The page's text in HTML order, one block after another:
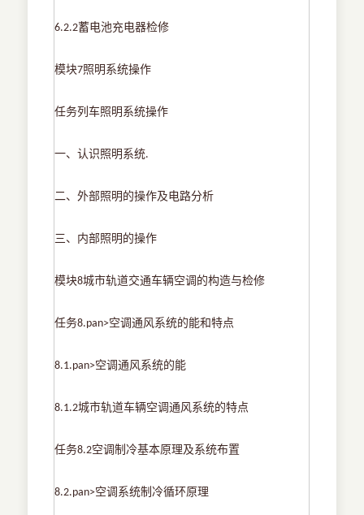
6.2.2蓄电池充电器检修
模块7照明系统操作
任务列车照明系统操作
一、认识照明系统.
二、外部照明的操作及电路分析
三、内部照明的操作
模块8城市轨道交通车辆空调的构造与检修
任务8.pan>空调通风系统的能和特点
8.1.pan>空调通风系统的能
8.1.2城市轨道车辆空调通风系统的特点
任务8.2空调制冷基本原理及系统布置
8.2.pan>空调系统制冷循环原理